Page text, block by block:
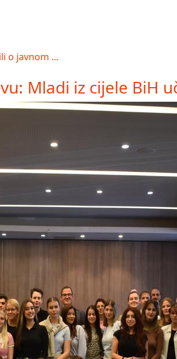
Mladi iz cijele BiH